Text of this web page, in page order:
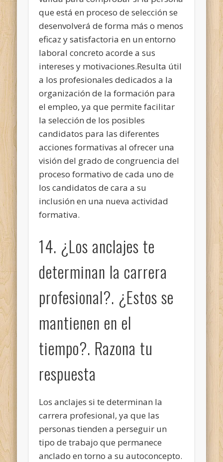
que está en proceso de selección se
desenvolverá de forma más o menos
eficaz y satisfactoria en un entorno
laboral concreto acorde a sus
intereses y motivaciones.Resulta útil
a los profesionales dedicados a la
organización de la formación para
el empleo, ya que permite facilitar
la selección de los posibles
candidatos para las diferentes
acciones formativas al ofrecer una
visión del grado de congruencia del
proceso formativo de cada uno de
los candidatos de cara a su
inclusión en una nueva actividad
formativa.
14. ¿Los anclajes te
determinan la carrera
profesional?. ¿Estos se
mantienen en el
tiempo?. Razona tu
respuesta
Los anclajes si te determinan la
carrera profesional, ya que las
personas tienden a perseguir un
tipo de trabajo que permanece
anclado en torno a su autoconcepto.